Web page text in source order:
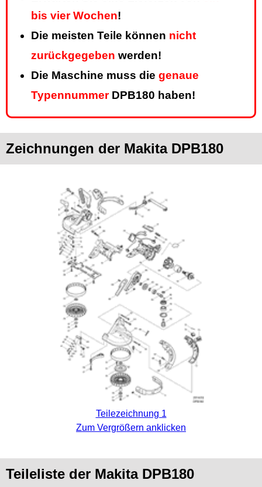
bis vier Wochen!
Die meisten Teile können nicht
zurückgegeben werden!
Die Maschine muss die genaue
TypennummerDPB180 haben!
Zeichnungen der Makita DPB180
Teilezeichnung 1
Zum Vergrößern anklicken
Teileliste der Makita DPB180